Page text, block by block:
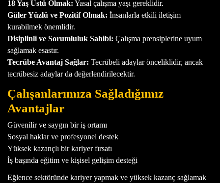
18 Yaş Üstü Olmak: Yasal çalışma yaşı gereklidir.
Güler Yüzlü ve Pozitif Olmak: İnsanlarla etkili iletişim
kurabilmek önemlidir.
Disiplinli ve Sorumluluk Sahibi: Çalışma prensiplerine uyum
sağlamak esastır.
Tecrübe Avantaj Sağlar: Tecrübeli adaylar önceliklidir, ancak
tecrübesiz adaylar da değerlendirilecektir.
Çalışanlarımıza Sağladığımız
Avantajlar
Güvenilir ve saygın bir iş ortamı
Sosyal haklar ve profesyonel destek
Yüksek kazançlı bir kariyer fırsatı
İş başında eğitim ve kişisel gelişim desteği
Eğlence sektöründe kariyer yapmak ve yüksek kazanç sağlamak